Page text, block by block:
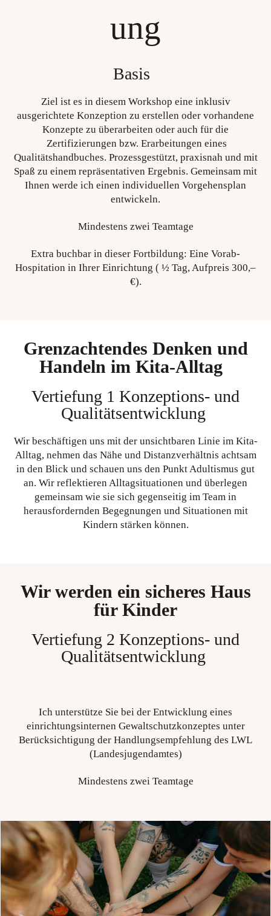
ung
Basis
Ziel ist es in diesem Workshop eine inklusiv
ausgerichtete Konzeption zu erstellen oder vorhandene
Konzepte zu überarbeiten oder auch für die
Zertifizierungen bzw. Erarbeitungen eines
Qualitätshandbuches. Prozessgestützt, praxisnah und mit
Spaß zu einem repräsentativen Ergebnis. Gemeinsam mit
Ihnen werde ich einen individuellen Vorgehensplan
entwickeln.
Mindestens zwei Teamtage
Extra buchbar in dieser Fortbildung: Eine Vorab-
Hospitation in Ihrer Einrichtung ( ½ Tag, Aufpreis 300,–
€).
Grenzachtendes Denken und
Handeln im Kita-Alltag
Vertiefung 1 Konzeptions- und
Qualitätsentwicklung
Wir beschäftigen uns mit der unsichtbaren Linie im Kita-
Alltag, nehmen das Nähe und Distanzverhältnis achtsam
in den Blick und schauen uns den Punkt Adultismus gut
an. Wir reflektieren Alltagsituationen und überlegen
gemeinsam wie sie sich gegenseitig im Team in
herausfordernden Begegnungen und Situationen mit
Kindern stärken können.
Wir werden ein sicheres Haus
für Kinder
Vertiefung 2 Konzeptions- und
Qualitätsentwicklung
Ich unterstütze Sie bei der Entwicklung eines
einrichtungsinternen Gewaltschutzkonzeptes unter
Berücksichtigung der Handlungsempfehlung des LWL
(Landesjugendamtes)
Mindestens zwei Teamtage